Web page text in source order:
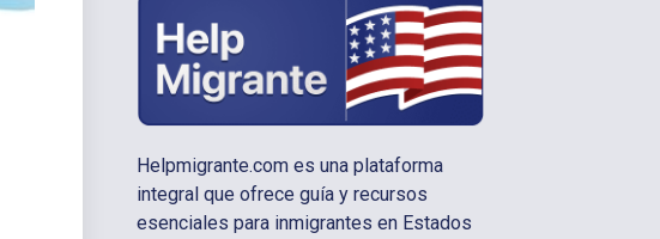
Helpmigrante.com es una plataforma
integral que ofrece guía y recursos
esenciales para inmigrantes en Estados